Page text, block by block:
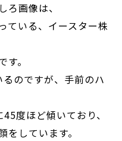
ろ画像は、
ている、イースター株
。
のですが、手前のハ
度ほど傾いており、
しています。